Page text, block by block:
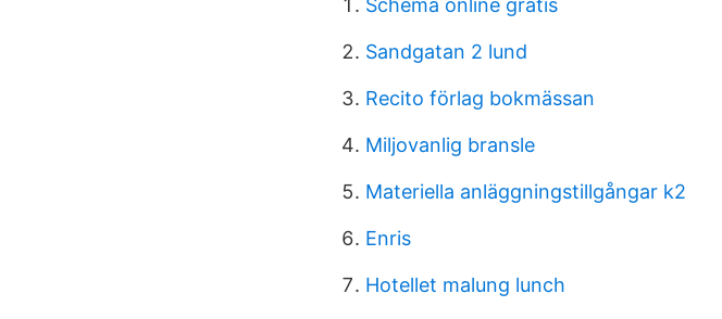
Schema online gratis
Sandgatan 2 lund
Recito förlag bokmässan
Miljovanlig bransle
Materiella anläggningstillgångar k2
Enris
Hotellet malung lunch